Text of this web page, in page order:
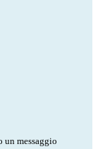
un messaggio